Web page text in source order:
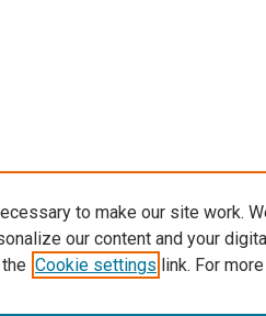
to make our site work.
our content and your
Cookie settings link. For